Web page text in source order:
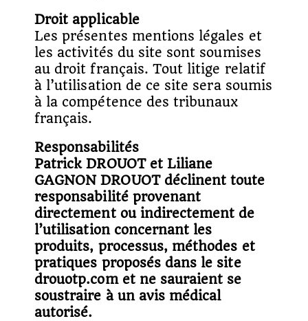
Droit applicable
Les présentes mentions légales et
les activités du site sont soumises
au droit français. Tout litige relatif
à l’utilisation de ce site sera soumis
à la compétence des tribunaux
français.
Responsabilités
Patrick DROUOT et Liliane
GAGNON DROUOT déclinent toute
responsabilité provenant
directement ou indirectement de
l’utilisation concernant les
produits, processus, méthodes et
pratiques proposés dans le site
drouotp.com et ne sauraient se
soustraire à un avis médical
autorisé.